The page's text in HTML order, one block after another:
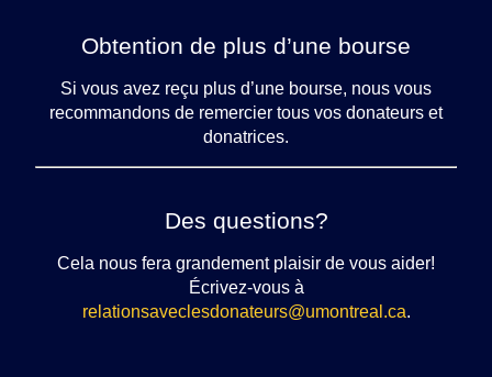
Obtention de plus d’une bourse
Si vous avez reçu plus d’une bourse, nous vous
recommandons de remercier tous vos donateurs et
donatrices.
Des questions?
Cela nous fera grandement plaisir de vous aider!
Écrivez-vous à
relationsaveclesdonateurs@umontreal.ca.